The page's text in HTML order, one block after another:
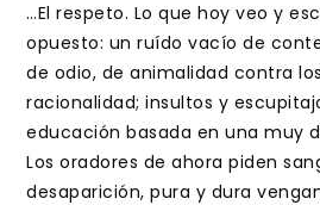
…El respeto. Lo que hoy veo y
opuesto: un ruído vacío de
de odio, de animalidad contra
racionalidad; insultos y
educación basada en una muy
Los oradores de ahora piden
desaparición, pura y dura